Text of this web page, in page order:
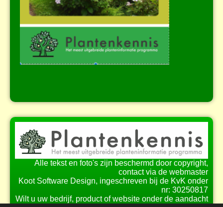
Alle tekst en foto's zijn beschermd door copyright,
contact via de webmaster
Koot Software Design, ingeschreven bij de KvK onder
nr: 30250817
Wilt u uw bedrijf, product of website onder de aandacht